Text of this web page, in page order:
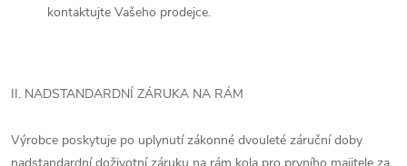
kontaktujte Vašeho prodejce.
II. NADSTANDARDNÍ ZÁRUKA NA RÁM
Výrobce poskytuje po uplynutí zákonné dvouleté záruční doby
nadstandardní doživotní záruku na rám kola pro prvního majitele za